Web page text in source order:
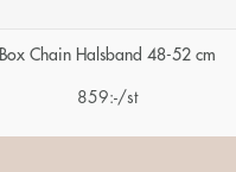
Box Chain Halsband 48-52 cm
859:-/st